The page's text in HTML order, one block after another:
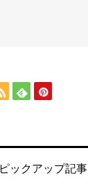
ピックアップ記事